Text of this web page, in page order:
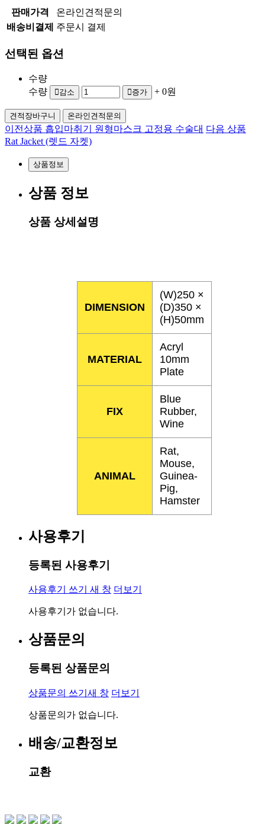
판매가격
온라인견적문의
배송비결제
주문시 결제
선택된 옵션
수량
수량
감소 증가 + 0원
견적장바구니 온라인견적문의
이전상품 흡입마취기 원형마스크 고정용 수술대 다음 상품
Rat Jacket (렛드 자켓)
상품정보
상품 정보
상품 상세설명
DIMENSION
(W)250 ×
(D)350 ×
(H)50mm
MATERIAL
Acryl
10mm
Plate
FIX
Blue
Rubber,
Wine
ANIMAL
Rat,
Mouse,
Guinea-
Pig,
Hamster
사용후기
등록된 사용후기
사용후기 쓰기 새 창 더보기
사용후기가 없습니다.
상품문의
등록된 상품문의
상품문의 쓰기 새 창 더보기
상품문의가 없습니다.
배송/교환정보
교환